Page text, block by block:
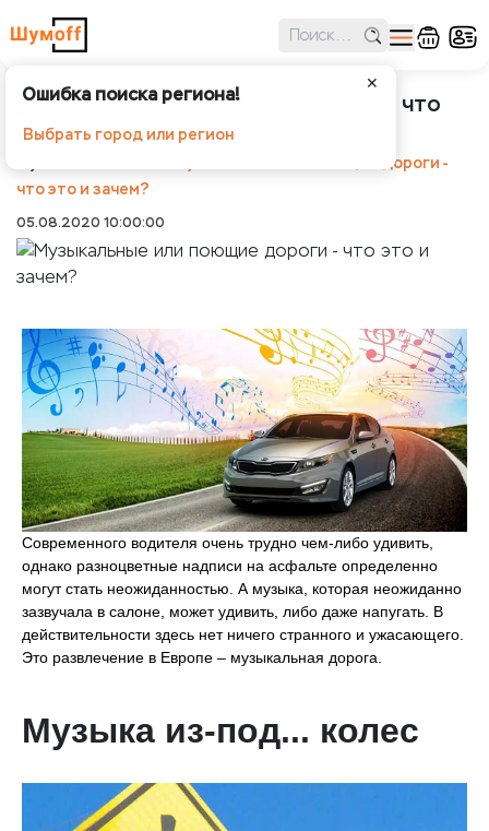
✕
Ошибка поиска региона!
Выбрать город или регион
Музыкальные или поющие дороги - что
это и зачем?
Музыкальные или поющие дороги -
что это и зачем?
05.08.2020 10:00:00
Современного водителя очень трудно чем-либо удивить,
однако разноцветные надписи на асфальте определенно
могут стать неожиданностью. А музыка, которая неожиданно
зазвучала в салоне, может удивить, либо даже напугать. В
действительности здесь нет ничего странного и ужасающего.
Это развлечение в Европе – музыкальная дорога.
Музыка из-под... колес